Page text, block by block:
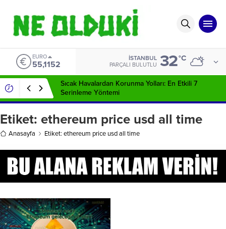
EURO
55,1152
İSTANBUL
PARÇALI BULUTLU 32°C
Sıcak Havalardan Korunma Yolları: En Etkili 7
Serinleme Yöntemi
Etiket: ethereum price usd all time
Anasayfa Etiket: ethereum price usd all time